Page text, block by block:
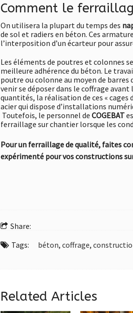
Comment le
On utilisera la plupart du temps des
de sol et radiers en béton. Ces
l’interposition d’un écarteur pour
Les éléments de poutres et colonnes
meilleure adhérence du béton. Le
poutre ou colonne au moyen de
venir se déposer dans le coffrage
quantités, la réalisation de ces « cages
acier qui dispose d’installations
Toutefois, le personnel de COGEBAT
ferraillage sur chantier lorsque les
Pour un ferraillage de qualité, faites
expérimenté pour vos constructions
Share:
Tags:
béton, coffrage,
Related Articles